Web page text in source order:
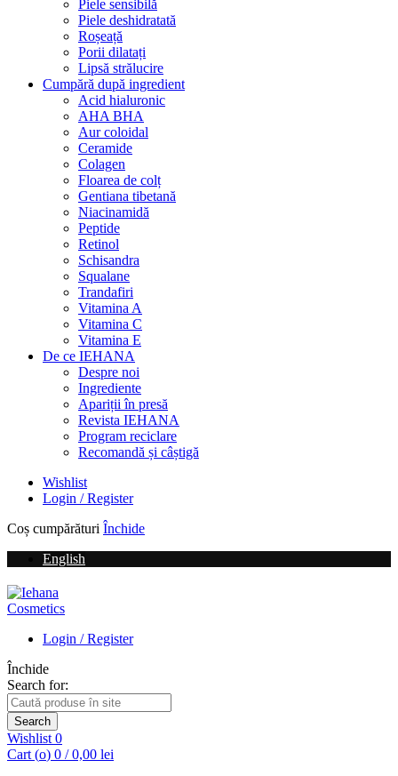
Piele sensibilă
Piele deshidratată
Roșeață
Porii dilatați
Lipsă strălucire
Cumpără după ingredient
Acid hialuronic
AHA BHA
Aur coloidal
Ceramide
Colagen
Floarea de colț
Gentiana tibetană
Niacinamidă
Peptide
Retinol
Schisandra
Squalane
Trandafiri
Vitamina A
Vitamina C
Vitamina E
De ce IEHANA
Despre noi
Ingrediente
Apariții în presă
Revista IEHANA
Program reciclare
Recomandă și câștigă
Wishlist
Login / Register
Coș cumpărături Închide
English
Login / Register
Închide
Search for:
Search
Wishlist 0
Cart (o) 0 / 0,00 lei